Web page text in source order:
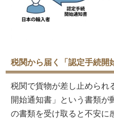
税関から届く「認定手続開
税関で貨物が差し止められ
開始通知書」という書類が
の書類を受け取ると不安に